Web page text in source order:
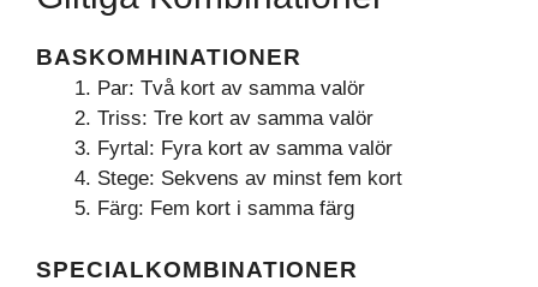
BASKOMHINATIONER
Par: Två kort av samma valör
Triss: Tre kort av samma valör
Fyrtal: Fyra kort av samma valör
Stege: Sekvens av minst fem kort
Färg: Fem kort i samma färg
SPECIALKOMBINATIONER